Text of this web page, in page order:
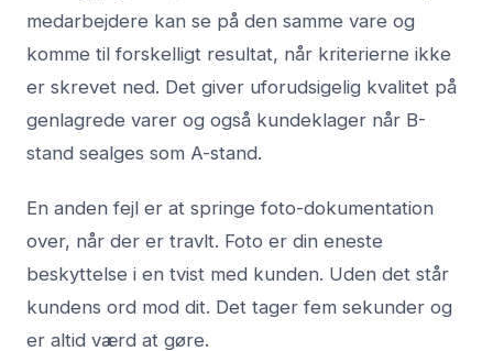
medarbejdere kan se på den samme vare og
komme til forskelligt resultat, når kriterierne ikke
er skrevet ned. Det giver uforudsigelig kvalitet på
genlagrede varer og også kundeklager når B-
stand sealges som A-stand.
En anden fejl er at springe foto-dokumentation
over, når der er travlt. Foto er din eneste
beskyttelse i en tvist med kunden. Uden det står
kundens ord mod dit. Det tager fem sekunder og
er altid værd at gøre.